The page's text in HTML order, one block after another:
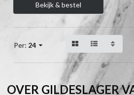
Bekijk & bestel
Per: 24
OVER GILDESLAGER